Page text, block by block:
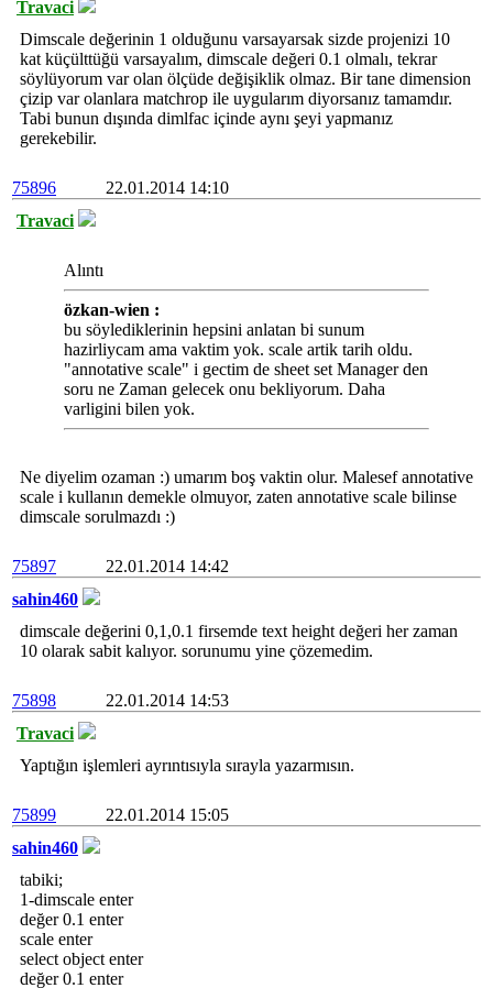
Travaci
Dimscale değerinin 1 olduğunu varsayarsak sizde projenizi 10
kat küçülttüğü varsayalım, dimscale değeri 0.1 olmalı, tekrar
söylüyorum var olan ölçüde değişiklik olmaz. Bir tane dimension
çizip var olanlara matchrop ile uygularım diyorsanız tamamdır.
Tabi bunun dışında dimlfac içinde aynı şeyi yapmanız
gerekebilir.
75896
22.01.2014 14:10
Travaci
Alıntı
özkan-wien :
bu söylediklerinin hepsini anlatan bi sunum
hazirliycam ama vaktim yok. scale artik tarih oldu.
"annotative scale" i gectim de sheet set Manager den
soru ne Zaman gelecek onu bekliyorum. Daha
varligini bilen yok.
Ne diyelim ozaman :) umarım boş vaktin olur. Malesef annotative
scale i kullanın demekle olmuyor, zaten annotative scale bilinse
dimscale sorulmazdı :)
75897
22.01.2014 14:42
sahin460
dimscale değerini 0,1,0.1 firsemde text height değeri her zaman
10 olarak sabit kalıyor. sorunumu yine çözemedim.
75898
22.01.2014 14:53
Travaci
Yaptığın işlemleri ayrıntısıyla sırayla yazarmısın.
75899
22.01.2014 15:05
sahin460
tabiki;
1-dimscale enter
değer 0.1 enter
scale enter
select object enter
değer 0.1 enter